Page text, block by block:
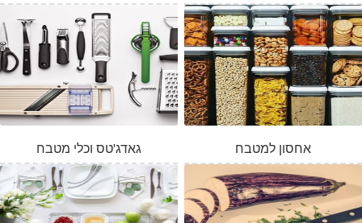
גאדג'טס וכלי מטבח אחסון למטבח